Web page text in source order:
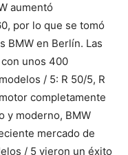
aumentó
por lo que se tomó
BMW en Berlín. Las
unos 400
/ 5: R 50/5, R
completamente
y moderno, BMW
mercado de
/ 5 vieron un éxito